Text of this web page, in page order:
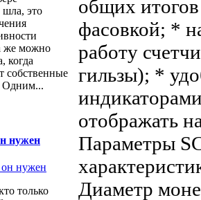
шла, это
же можно
когда
собственные
Одним...
нужен
только
общих
фасовкой; *
работу
гильзы); *
отображать
Параметры
Диаметр